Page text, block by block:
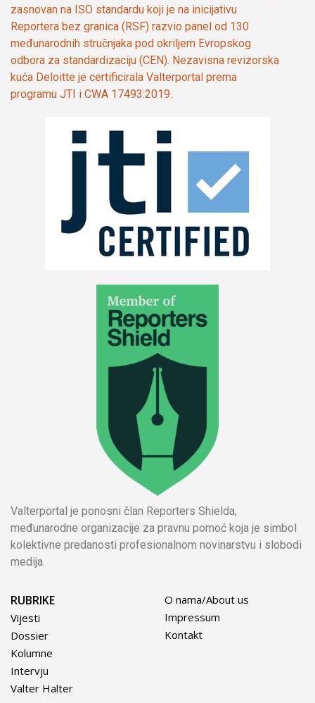
zasnovan na ISO standardu koji je na inicijativu
Reportera bez granica (RSF) razvio panel od 130
međunarodnih stručnjaka pod okriljem Evropskog
odbora za standardizaciju (CEN). Nezavisna revizorska
kuća Deloitte je certificirala Valterportal prema
programu JTI i CWA 17493:2019.
Valterportal je ponosni član Reporters Shielda,
međunarodne organizacije za pravnu pomoć koja je simbol
kolektivne predanosti profesionalnom novinarstvu i slobodi
medija.
RUBRIKE
Vijesti
Dossier
Kolumne
Intervju
Valter Halter
O nama/About us
Impressum
Kontakt